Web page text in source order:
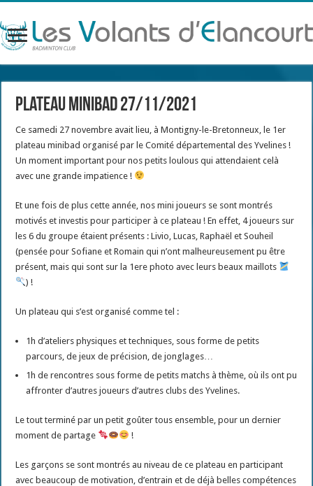
Plateau minibad 27/11/2021
Ce samedi 27 novembre avait lieu, à Montigny-le-Bretonneux, le 1er
plateau minibad organisé par le Comité départemental des Yvelines !
Un moment important pour nos petits loulous qui attendaient celà
avec une grande impatience !
Et une fois de plus cette année, nos mini joueurs se sont montrés
motivés et investis pour participer à ce plateau ! En effet, 4 joueurs sur
les 6 du groupe étaient présents : Livio, Lucas, Raphaël et Souheil
(pensée pour Sofiane et Romain qui n’ont malheureusement pu être
présent, mais qui sont sur la 1ere photo avec leurs beaux maillots
) !
Un plateau qui s’est organisé comme tel :
1h d’ateliers physiques et techniques, sous forme de petits
parcours, de jeux de précision, de jonglages…
1h de rencontres sous forme de petits matchs à thème, où ils ont pu
affronter d’autres joueurs d’autres clubs des Yvelines.
Le tout terminé par un petit goûter tous ensemble, pour un dernier
moment de partage
!
Les garçons se sont montrés au niveau de ce plateau en participant
avec beaucoup de motivation, d’entrain et de déjà belles compétences